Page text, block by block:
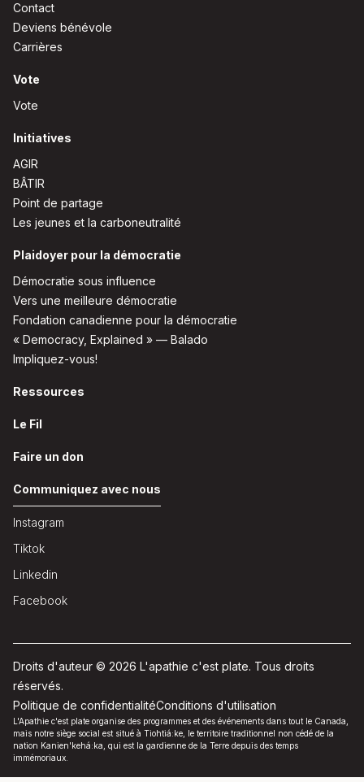
Contact
Deviens bénévole
Carrières
Vote
Vote
Initiatives
AGIR
BÂTIR
Point de partage
Les jeunes et la carboneutralité
Plaidoyer pour la démocratie
Démocratie sous influence
Vers une meilleure démocratie
Fondation canadienne pour la démocratie
« Democracy, Explained » — Balado
Impliquez-vous!
Ressources
Le Fil
Faire un don
Communiquez avec nous
Instagram
Tiktok
Linkedin
Facebook
Droits d'auteur © 2026 L'apathie c'est plate. Tous droits
réservés.
Politique de confidentialitéConditions d'utilisation
L'Apathie c'est plate organise des programmes et des événements dans tout le Canada,
mais notre siège social est situé à Tiohtiá:ke, le territoire traditionnel non cédé de la
nation Kanien'kehá:ka, qui est la gardienne de la Terre depuis des temps
immémoriaux.